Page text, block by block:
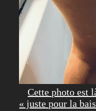
Cette photo est
« juste pour la